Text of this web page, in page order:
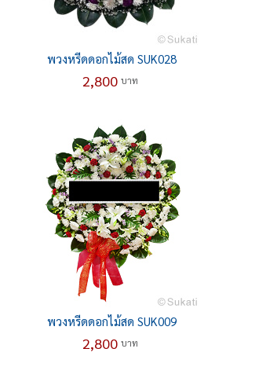
พวงหรีดดอกไม้สด SUK028
2,800 บาท
พวงหรีดดอกไม้สด SUK009
2,800 บาท